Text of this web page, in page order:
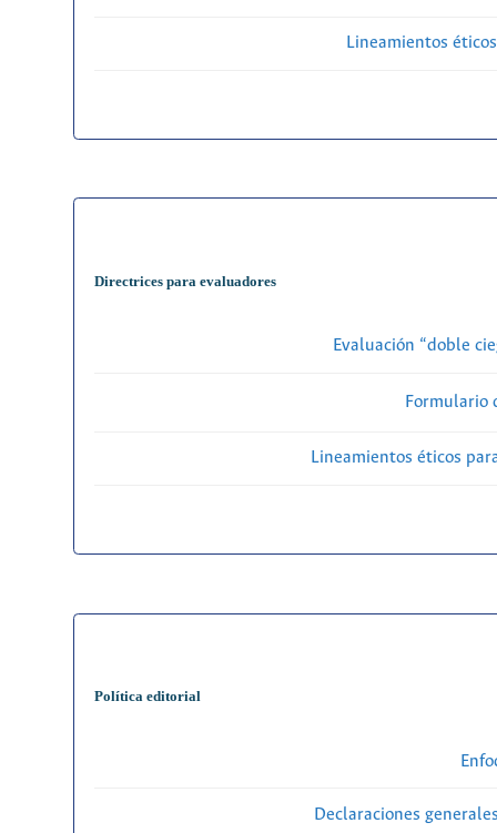
Lineamientos
Directrices para evaluadores
Evaluación “doble
Formulario
Lineamientos éticos
Política editorial
Declaraciones